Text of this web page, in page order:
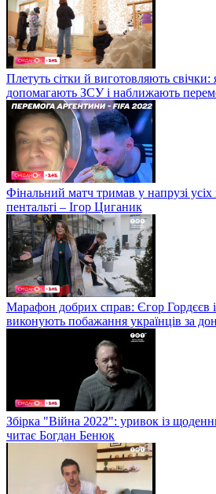
Плетуть сітки й виготовляють свічки:
допомагають ЗСУ і наближають
Фінальний матч тримав у напрузі усіх
пентальті – Ігор Циганик
Марафон добрих справ: Єгор Гордєєв
виконують побажання українців за
Збірка "Війна 2022": уривок із
читає Богдан Бенюк